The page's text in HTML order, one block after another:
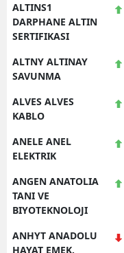
ALTINS1
DARPHANE ALTIN
SERTIFIKASI
ALTNY ALTINAY
SAVUNMA
ALVES ALVES
KABLO
ANELE ANEL
ELEKTRIK
ANGEN ANATOLIA
TANI VE
BIYOTEKNOLOJI
ANHYT ANADOLU
HAYAT EMEK.